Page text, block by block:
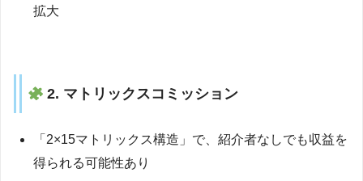
拡大
2. マトリックスコミッション
「2×15マトリックス構造」で、紹介者なしでも収益を
得られる可能性あり